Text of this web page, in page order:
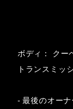
ボディ： クー
トランスミッ
- 最後のオー